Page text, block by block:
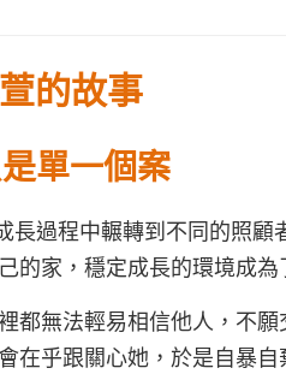
的故事
單一個案
過程中輾轉到不同的照顧
的家，穩定成長的環境成為
都無法輕易相信他人，不
在乎跟關心她，於是自暴